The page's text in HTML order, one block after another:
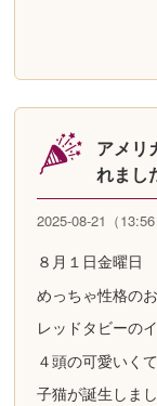
アメリ
れまし
2025-08-21（13:56
８月１日金曜日
めっちゃ性格の
レッドタビーの
４頭の可愛いく
子猫が誕生しまし